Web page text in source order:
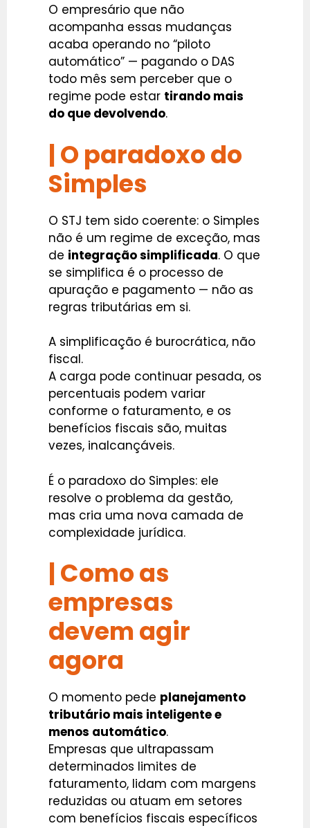
O empresário que não
acompanha essas mudanças
acaba operando no “piloto
automático” — pagando o DAS
todo mês sem perceber que o
regime pode estar tirando mais
do que devolvendo.
| O paradoxo do
Simples
O STJ tem sido coerente: o Simples
não é um regime de exceção, mas
de integração simplificada. O que
se simplifica é o processo de
apuração e pagamento — não as
regras tributárias em si.
A simplificação é burocrática, não
fiscal.
A carga pode continuar pesada, os
percentuais podem variar
conforme o faturamento, e os
benefícios fiscais são, muitas
vezes, inalcançáveis.
É o paradoxo do Simples: ele
resolve o problema da gestão,
mas cria uma nova camada de
complexidade jurídica.
| Como as
empresas
devem agir
agora
O momento pede planejamento
tributário mais inteligente e
menos automático.
Empresas que ultrapassam
determinados limites de
faturamento, lidam com margens
reduzidas ou atuam em setores
com benefícios fiscais específicos